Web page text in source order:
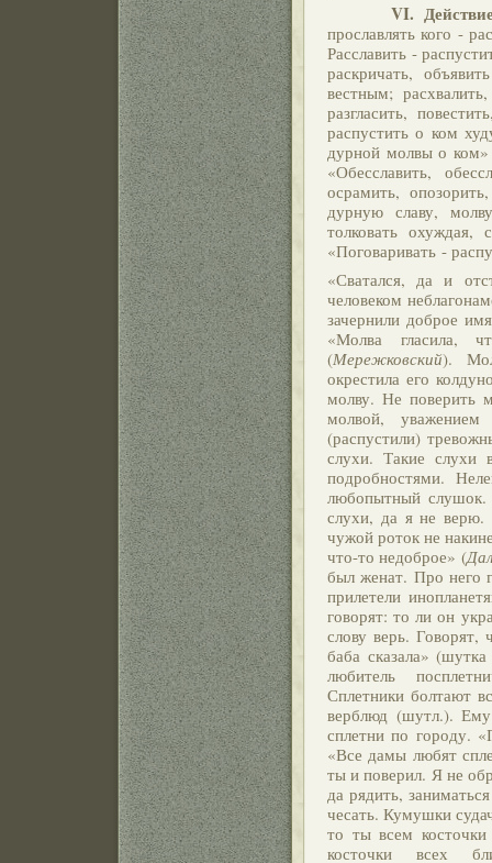
VI. Действие.
прославлять кого -
Расславить -
раскричать,
вестным;
разгласить,
распустить о ком
дурной молвы о
«Обесславить,
осрамить,
дурную славу,
толковать охуждая,
«Поговаривать -
«Сватался, да и
человеком
зачернили доброе
«Молва гласила,
(Мережковский).
окрестила его
молву. Не поверить
молвой,
(распустили)
слухи. Такие слухи
подробностями.
любопытный слушок.
слухи, да я не верю.
чужой роток не
что-то недоброе» (
был женат. Про него
прилетели
говорят: то ли он
слову верь.
баба сказала»
любитель
Сплетники болтают
верблюд (шутл.). Ему
сплетни по городу.
«Все дамы любят
ты и поверил. Я не
да рядить,
чесать. Кумушки
то ты всем
косточки всех